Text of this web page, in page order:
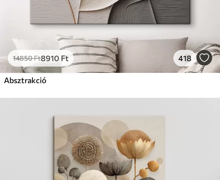
14850Ft8910 Ft 418
Absztrakció